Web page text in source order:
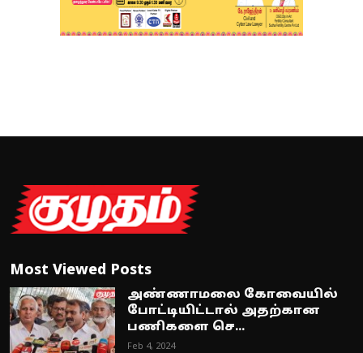
Most Viewed Posts
அண்ணாமலை கோவையில்
போட்டியிட்டால் அதற்கான
பணிகளை செ...
Feb 4, 2024